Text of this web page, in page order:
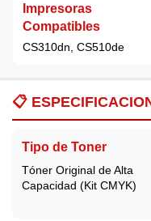
Impresoras
Compatibles
CS310dn, CS510de
📋
Tipo de Toner
Tóner Original de Alta
Capacidad (Kit CMYK)